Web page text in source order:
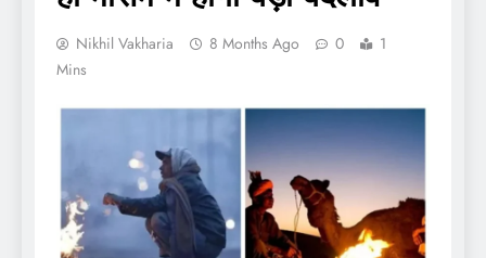
Nikhil Vakharia 8 Months Ago 0
1
Mins